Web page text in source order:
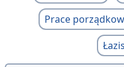
Prace